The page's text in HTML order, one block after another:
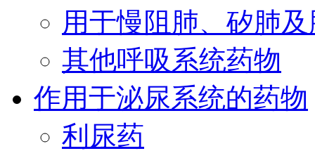
用于慢阻肺、矽肺
其他呼吸系统药物
作用于泌尿系统的药物
利尿药